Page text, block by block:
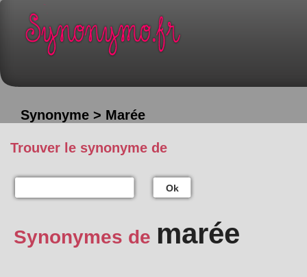
Synonyme > Marée
Trouver le synonyme de
Ok
Synonymes de marée